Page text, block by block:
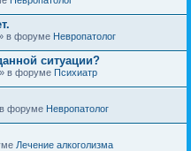
в форуме Невропатолог
ситуации?
в форуме Психиатр
в форуме Невропатолог
Лечение алкоголизма